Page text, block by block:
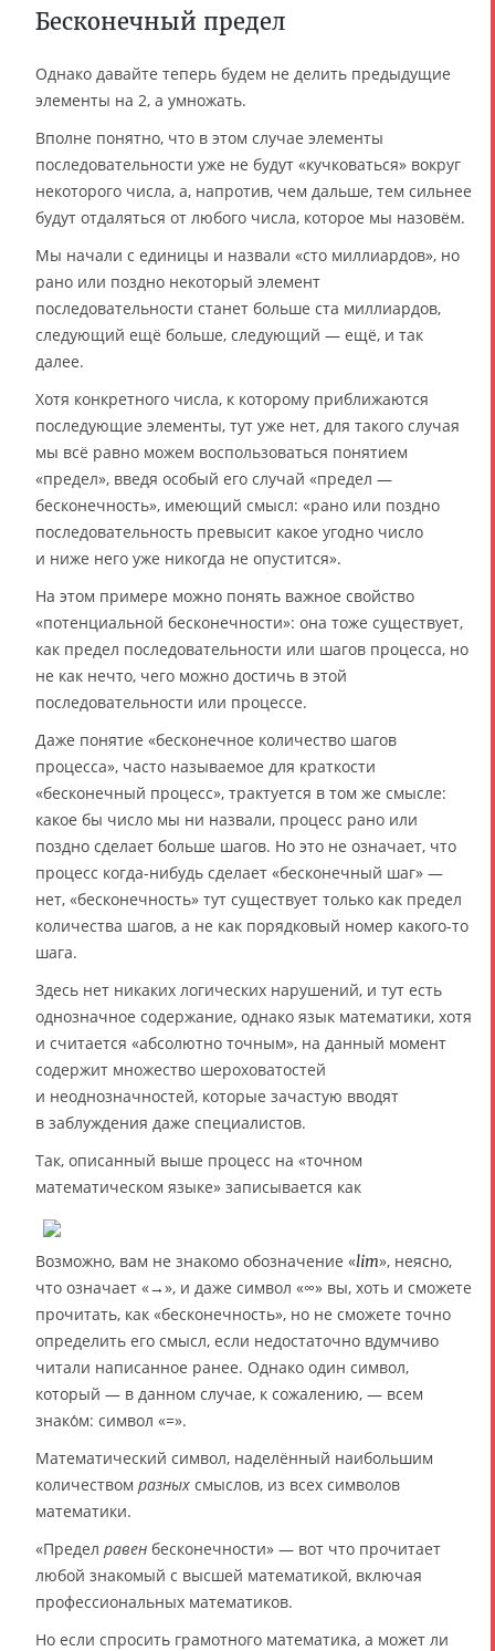
Бесконечный предел
Однако давайте теперь будем не делить предыдущие
элементы на 2, а умножать.
Вполне понятно, что в этом случае элементы
последовательности уже не будут «кучковаться» вокруг
некоторого числа, а, напротив, чем дальше, тем сильнее
будут отдаляться от любого числа, которое мы назовём.
Мы начали с единицы и назвали «сто миллиардов», но
рано или поздно некоторый элемент
последовательности станет больше ста миллиардов,
следующий ещё больше, следующий — ещё, и так
далее.
Хотя конкретного числа, к которому приближаются
последующие элементы, тут уже нет, для такого случая
мы всё равно можем воспользоваться понятием
«предел», введя особый его случай «предел —
бесконечность», имеющий смысл: «рано или поздно
последовательность превысит какое угодно число
и ниже него уже никогда не опустится».
На этом примере можно понять важное свойство
«потенциальной бесконечности»: она тоже существует,
как предел последовательности или шагов процесса, но
не как нечто, чего можно достичь в этой
последовательности или процессе.
Даже понятие «бесконечное количество шагов
процесса», часто называемое для краткости
«бесконечный процесс», трактуется в том же смысле:
какое бы число мы ни назвали, процесс рано или
поздно сделает больше шагов. Но это не означает, что
процесс когда-нибудь сделает «бесконечный шаг» —
нет, «бесконечность» тут существует только как предел
количества шагов, а не как порядковый номер какого-то
шага.
Здесь нет никаких логических нарушений, и тут есть
однозначное содержание, однако язык математики, хотя
и считается «абсолютно точным», на данный момент
содержит множество шероховатостей
и неоднозначностей, которые зачастую вводят
в заблуждения даже специалистов.
Так, описанный выше процесс на «точном
математическом языке» записывается как
Возможно, вам не знакомо обозначение «lim», неясно,
что означает «→», и даже символ «∞» вы, хоть и сможете
прочитать, как «бесконечность», но не сможете точно
определить его смысл, если недостаточно вдумчиво
читали написанное ранее. Однако один символ,
который — в данном случае, к сожалению, — всем
знако́м: символ «=».
Математический символ, наделённый наибольшим
количеством разных смыслов, из всех символов
математики.
«Предел равен бесконечности» — вот что прочитает
любой знакомый с высшей математикой, включая
профессиональных математиков.
Но если спросить грамотного математика, а может ли